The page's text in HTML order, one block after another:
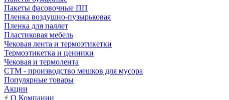
Пакеты фасовочные ПП
Пленка воздушно-пузырьковая
Пленка для паллет
Пластиковая мебель
Чековая лента и термоэтикетки
Термоэтикетка и ценники
Чековая и термолента
СТМ - производство мешков для мусора
Популярные товары
Акции
О Компании